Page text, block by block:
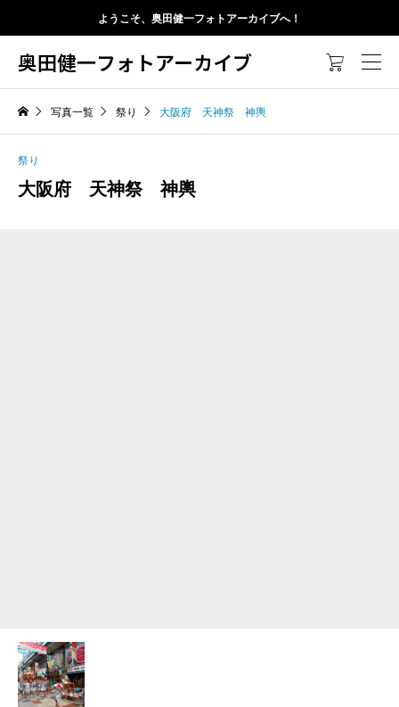
ようこそ、奥田健一フォトアーカイブへ！
奥田健一フォトアーカイブ 
写真一覧 祭り 大阪府 天神祭 神輿
祭り
大阪府 天神祭 神輿